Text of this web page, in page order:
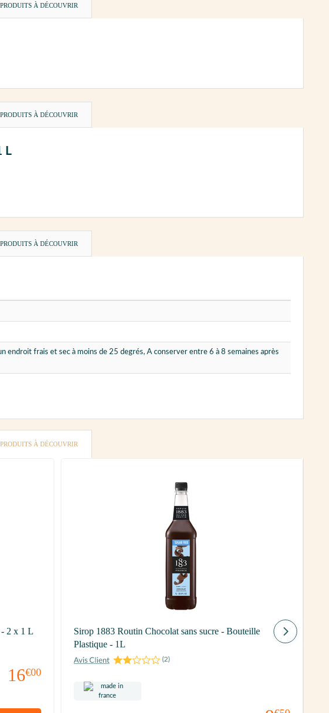
PRODUITS À DÉCOUVRIR
PRODUITS À DÉCOUVRIR
L
PRODUITS À DÉCOUVRIR
frais et sec à moins de 25 degrés, A conserver entre 6 à 8 semaines après
PRODUITS À DÉCOUVRIR
2 x 1 L
16€00
Sirop 1883 Routin Chocolat sans sucre - Bouteille
Plastique - 1L
(2)